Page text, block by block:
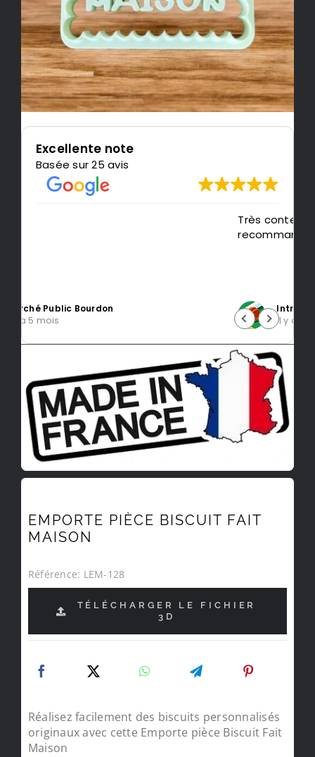
Excellente note
Basée sur 25 avis
Intragest Etude
EMPORTE PIÈCE BISCUIT FAIT
MAISON
Référence: LEM-128
TÉLÉCHARGER LE FICHIER
3D
Réalisez facilement des biscuits personnalisés
originaux avec cette Emporte pièce Biscuit Fait
Maison